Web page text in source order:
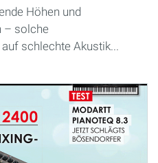
Höhen und
– solche
schlechte Akustik...